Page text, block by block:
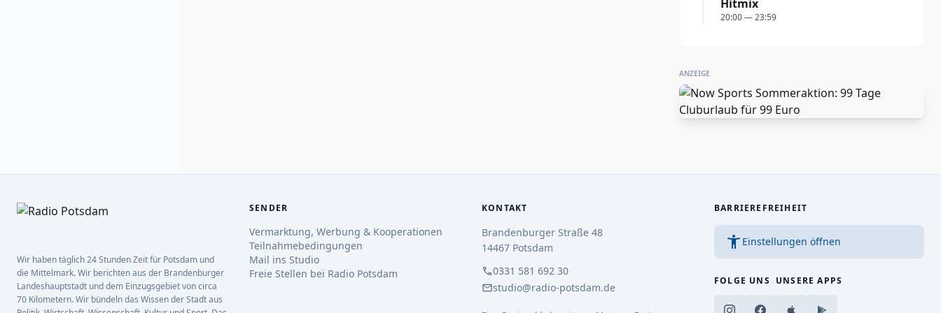
Hitmix
20:00 — 23:59
ANZEIGE
Wir haben täglich 24 Stunden Zeit für Potsdam und
die Mittelmark. Wir berichten aus der Brandenburger
Landeshauptstadt und dem Einzugsgebiet von circa
70 Kilometern. Wir bündeln das Wissen der Stadt aus
SENDER
Vermarktung, Werbung & Kooperationen
Teilnahmebedingungen
Mail ins Studio
Freie Stellen bei Radio Potsdam
KONTAKT
Brandenburger Straße 48
14467 Potsdam
call0331 581 692 30
mailstudio@radio-potsdam.de
BARRIEREFREIHEIT
accessibility_new Einstellungen öffnen
FOLGE UNS UNSERE APPS